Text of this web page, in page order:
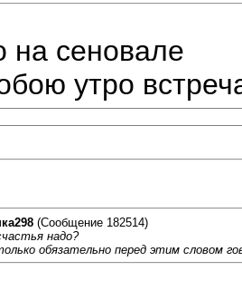
на сеновале
утро
(Сообщение 182514)
надо?
обязательно перед этим словом